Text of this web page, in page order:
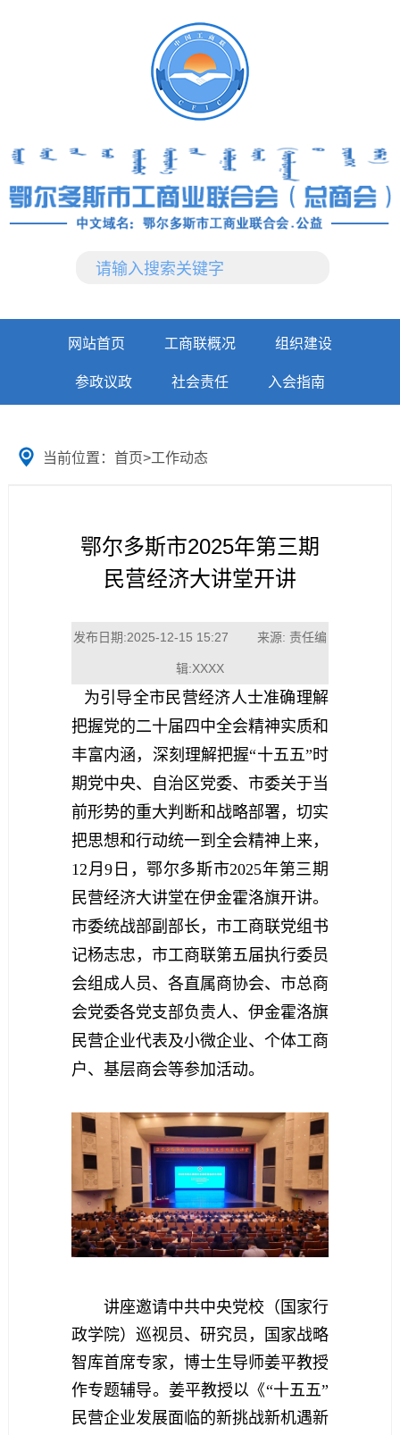
网站首页 工商联概况 组织建设
参政议政 社会责任 入会指南
当前位置： 首页>工作动态
鄂尔多斯市2025年第三期
民营经济大讲堂开讲
发布日期:2025-12-15 15:27 来源: 责任编
辑:XXXX
为引导全市民营经济人士准确理解
把握党的二十届四中全会精神实质和
丰富内涵，深刻理解把握“十五五”时
期党中央、自治区党委、市委关于当
前形势的重大判断和战略部署，切实
把思想和行动统一到全会精神上来，
12 月9 日，鄂尔多斯市2025年第三期
民营经济大讲堂在伊金霍洛旗开讲。
市委统战部副部长，市工商联党组书
记杨志忠，市工商联第五届执行委员
会组成人员、各直属商协会、市总商
会党委各党支部负责人、伊金霍洛旗
民营企业代表及小微企业、个体工商
户、基层商会等参加活动。
讲座邀请中共中央党校（国家行
政学院）巡视员、研究员，国家战略
智库首席专家，博士生导师姜平教授
作专题辅导。 姜平教授以 《“十五五”
民营企业发展面临的新挑战新机遇新